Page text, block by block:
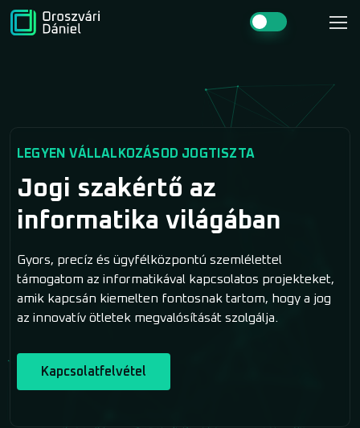
LEGYEN VÁLLALKOZÁSOD JOGTISZTA
Jogi szakértő az
informatika világában
Gyors, precíz és ügyfélközpontú szemlélettel
támogatom az informatikával kapcsolatos projekteket,
amik kapcsán kiemelten fontosnak tartom, hogy a jog
az innovatív ötletek megvalósítását szolgálja.
Kapcsolatfelvétel